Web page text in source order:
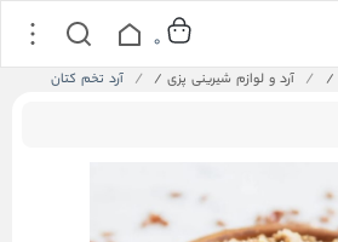
/ آرد و لوازم شیرینی پزی / آرد تخم کتان
0